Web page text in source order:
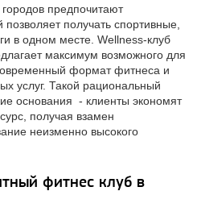
предпочитают
получать спортивные,
в одном месте. Wellness-клуб
максимум возможного для
форматфитнеса и
услуг. Такой рациональный
основания - клиенты экономят
получая взамен
неизменно высокого
фитнесклуб в